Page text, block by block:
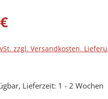
zzgl. Versandkosten.
Lieferzeit: 1 - 2 Wochen